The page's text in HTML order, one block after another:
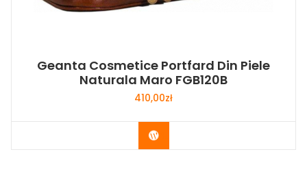
Geanta Cosmetice Portfard Din Piele
Naturala Maro FGB120B
410,00zł
Buy Now